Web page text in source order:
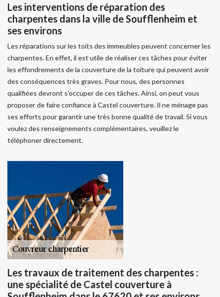
Les interventions de réparation des
charpentes dans la ville de Soufflenheim et
ses environs
Les réparations sur les toits des immeubles peuvent concerner les
charpentes. En effet, il est utile de réaliser ces tâches pour éviter
les effondrements de la couverture de la toiture qui peuvent avoir
des conséquences très graves. Pour nous, des personnes
qualifiées devront s'occuper de ces tâches. Ainsi, on peut vous
proposer de faire confiance à Castel couverture. Il ne ménage pas
ses efforts pour garantir une très bonne qualité de travail. Si vous
voulez des renseignements complémentaires, veuillez le
téléphoner directement.
Les travaux de traitement des charpentes :
une spécialité de Castel couverture à